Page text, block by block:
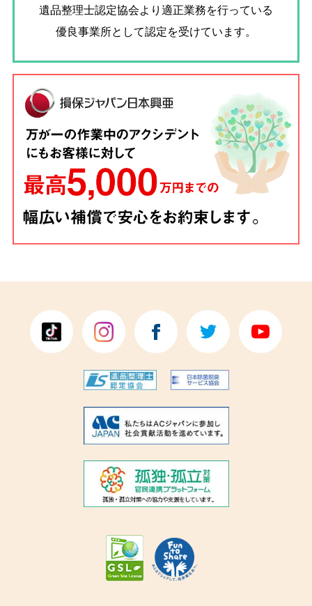
遺品整理士認定協会より適正業務を行っている
優良事業所として認定を受けています。